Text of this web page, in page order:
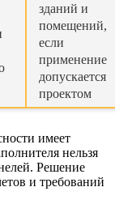
зданий и
помещений,
если
применение
допускается
проектом
имеет
нельзя
Решение
и требований